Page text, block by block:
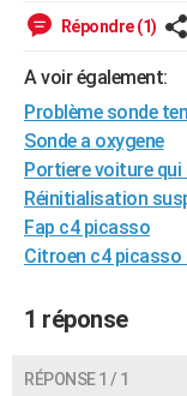
Art de vivre
Bien-être
Loisirs
Mode
Modes de vie
Alimentation
Guide de la santé
Maladies
Médicaments
Sommeil
Destinations
City break
Voyage nature
Voyage de noces
Forum
Climat
+PHOTO
GUIDES D'ACHAT
BONS PLANS
Carte de Noël
Carte Bonne année
Carte Saint-Valentin
Carte Pâques
Carte d'anniversaire
DICTIONNAIRE
Dictionnaire
Biographies
Citations
Expressions
Proverbes
PROGRAMME TV
Répondre (1)
A voir également:
Problème sonde
Sonde a oxygene
Portiere voiture qui
Réinitialisation
Fap c4 picasso
Citroen c4
1 réponse
RÉPONSE 1 / 1